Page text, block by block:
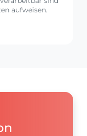
aufweisen.